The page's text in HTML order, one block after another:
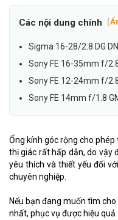
Các nội dung chính [
Sigma 16-28/2.8 DG
Sony FE 16-35mm f/
Sony FE 12-24mm f/
Sony FE 14mm f/1.8
Ống kính góc rộng cho
thị giác rất hấp dẫn, do vậy
yêu thích và thiết yếu đối
chuyên nghiệp.
Nếu bạn đang muốn tìm
nhất, phục vụ được hiệu